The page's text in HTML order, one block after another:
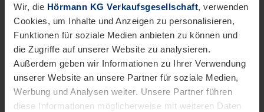
Wir, die Hörmann KG Verkaufsgesellschaft, verwenden
Cookies, um Inhalte und Anzeigen zu personalisieren,
Funktionen für soziale Medien anbieten zu können und
die Zugriffe auf unserer Website zu analysieren.
Außerdem geben wir Informationen zu Ihrer Verwendung
unserer Website an unsere Partner für soziale Medien,
Werbung und Analysen weiter. Unsere Partner führen
diese Informationen möglicherweise mit weiteren Daten